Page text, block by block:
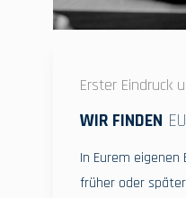
Erster Eindruck
WIR FINDEN
In Eurem eigenen
früher oder